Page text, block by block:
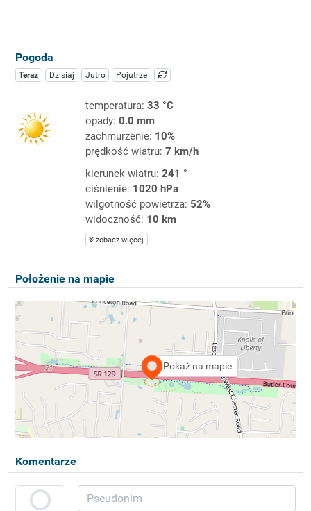
Pogoda
Teraz Dzisiaj Jutro Pojutrze
temperatura: 33 °C
opady: 0.0 mm
zachmurzenie: 10%
prędkość wiatru: 7 km/h
kierunek wiatru: 241 °
ciśnienie: 1020 hPa
wilgotność powietrza: 52%
widoczność: 10 km
zobacz więcej
Położenie na mapie
Pokaż na mapie
Komentarze